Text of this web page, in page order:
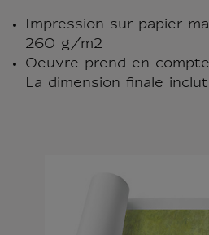
Impression sur papier
260 g/m2
Oeuvre prend en
La dimension finale